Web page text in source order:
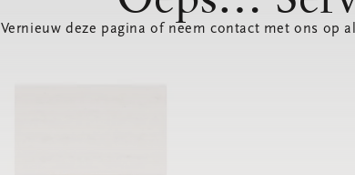
Vernieuw deze pagina of neem contact met ons op